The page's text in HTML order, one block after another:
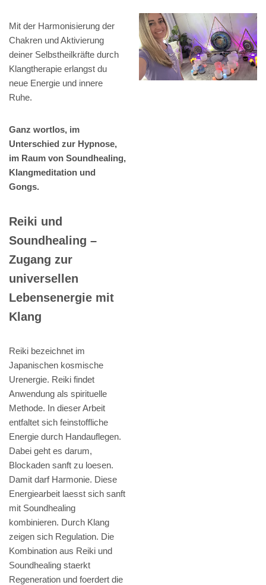
Mit der Harmonisierung der
Chakren und Aktivierung
deiner Selbstheilkräfte durch
Klangtherapie erlangst du
neue Energie und innere
Ruhe.
Ganz wortlos, im
Unterschied zur Hypnose,
im Raum von Soundhealing,
Klangmeditation und
Gongs.
Reiki und
Soundhealing –
Zugang zur
universellen
Lebensenergie mit
Klang
Reiki bezeichnet im
Japanischen kosmische
Urenergie. Reiki findet
Anwendung als spirituelle
Methode. In dieser Arbeit
entfaltet sich feinstoffliche
Energie durch Handauflegen.
Dabei geht es darum,
Blockaden sanft zu loesen.
Damit darf Harmonie. Diese
Energiearbeit laesst sich sanft
mit Soundhealing
kombinieren. Durch Klang
zeigen sich Regulation. Die
Kombination aus Reiki und
Soundhealing staerkt
Regeneration und foerdert die